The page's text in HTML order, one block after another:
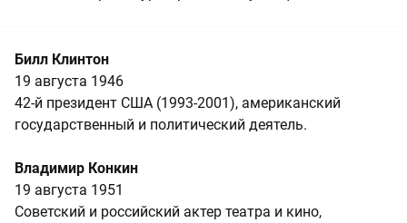
Билл Клинтон
19 августа 1946
42-й президент США (1993-2001), американский
государственный и политический деятель.
Владимир Конкин
19 августа 1951
Советский и российский актер театра и кино,